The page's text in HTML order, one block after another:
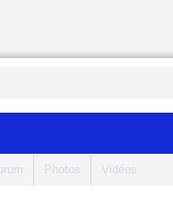
Photos Vidéos